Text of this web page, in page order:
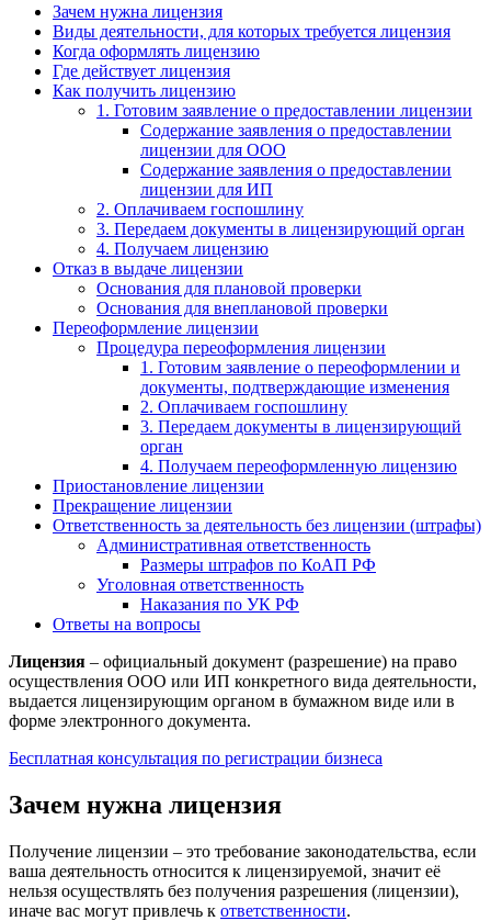
Зачем нужна лицензия
Виды деятельности, для которых требуется лицензия
Когда оформлять лицензию
Где действует лицензия
Как получить лицензию
1. Готовим заявление о предоставлении лицензии
Содержание заявления о предоставлении
лицензии для ООО
Содержание заявления о предоставлении
лицензии для ИП
2. Оплачиваем госпошлину
3. Передаем документы в лицензирующий орган
4. Получаем лицензию
Отказ в выдаче лицензии
Основания для плановой проверки
Основания для внеплановой проверки
Переоформление лицензии
Процедура переоформления лицензии
1. Готовим заявление о переоформлении и
документы, подтверждающие изменения
2. Оплачиваем госпошлину
3. Передаем документы в лицензирующий
орган
4. Получаем переоформленную лицензию
Приостановление лицензии
Прекращение лицензии
Ответственность за деятельность без лицензии (штрафы)
Административная ответственность
Размеры штрафов по КоАП РФ
Уголовная ответственность
Наказания по УК РФ
Ответы на вопросы
Лицензия – официальный документ (разрешение) на право
осуществления ООО или ИП конкретного вида деятельности,
выдается лицензирующим органом в бумажном виде или в
форме электронного документа.
Бесплатная консультация по регистрации бизнеса
Зачем нужна лицензия
Получение лицензии – это требование законодательства, если
ваша деятельность относится к лицензируемой, значит её
нельзя осуществлять без получения разрешения (лицензии),
иначе вас могут привлечь к ответственности.